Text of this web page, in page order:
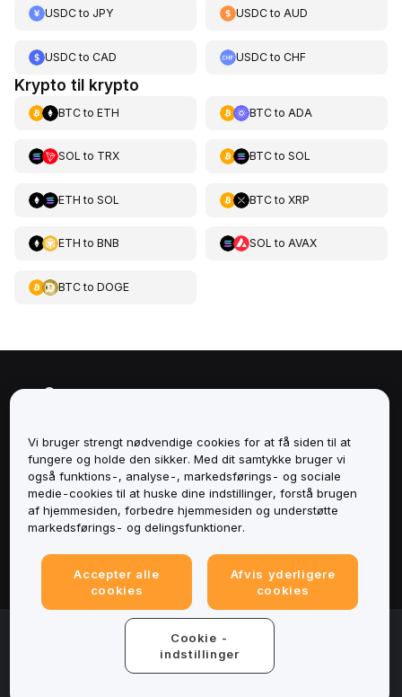
USDCto JPY USDCtoAUD
USDCto CAD USDCtoCHF
Krypto til krypto
BTCto ETH BTCto ADA
SOL to TRX BTCto SOL
ETH to SOL BTCto XRP
ETH to BNB SOL to AVAX
BTCto DOGE
Om
Tjenester
Support
Produkter
© 2025-2026 Bybit.eu. All rights reserved.
Fortrolighedsbetingelser
Cookieindstillinger
Vi bruger strengt nødvendige cookies for at få siden til at
fungere og holde den sikker. Med dit samtykke bruger vi
også funktions-, analyse-, markedsførings- og sociale
medie-cookies til at huske dine indstillinger, forstå brugen
af hjemmesiden, forbedre hjemmesiden og understøtte
markedsførings- og delingsfunktioner.
Accepter alle
cookies
Afvis yderligere
cookies
Cookie -
indstillinger